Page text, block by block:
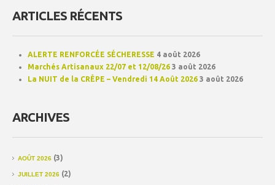
ARTICLES RÉCENTS
ALERTE RENFORCÉE SÉCHERESSE 4 août 2026
Marchés Artisanaux 22/07 et 12/08/26 3 août 2026
La NUIT de la CRÊPE – Vendredi 14 Août 2026 3 août 2026
ARCHIVES
AOÛT 2026 (3)
JUILLET 2026 (2)